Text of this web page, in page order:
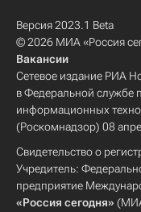
Версия 2023.1 Beta
© 2026 МИА «Россия
Вакансии
Сетевое издание РИА
в Федеральной службе
информационных
(Роскомнадзор) 08
Свидетельство о
Учредитель:
предприятие
«Россия сегодня»